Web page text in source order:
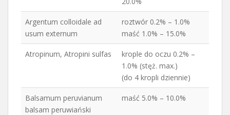
Argentum colloidale ad
usum externum
roztwór 0.2% – 1.0%
maść 1.0% – 15.0%
Atropinum, Atropini sulfas
krople do oczu 0.2% –
1.0% (stęż. max.)
(do 4 kropli dziennie)
Balsamum peruvianum
balsam peruwiański
maść 5.0% – 10.0%